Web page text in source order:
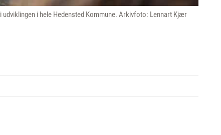
i hele Hedensted Kommune. Arkivfoto: Lennart Kjær